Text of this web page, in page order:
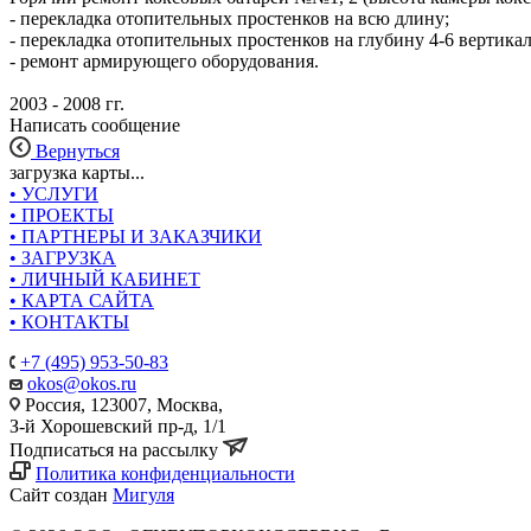
- перекладка отопительных простенков на всю длину;
- перекладка отопительных простенков на глубину 4-6
- ремонт армирующего оборудования.
2003 - 2008 гг.
Написать сообщение
Вернуться
загрузка карты...
• УСЛУГИ
• ПРОЕКТЫ
• ПАРТНЕРЫ И ЗАКАЗЧИКИ
• ЗАГРУЗКА
• ЛИЧНЫЙ КАБИНЕТ
• КАРТА САЙТА
• КОНТАКТЫ
+7 (495) 953-50-83
okos@okos.ru
Россия, 123007, Москва,
З-й Хорошевский пр-д, 1/1
Подписаться на рассылку
Политика конфиденциальности
Сайт создан Мигуля